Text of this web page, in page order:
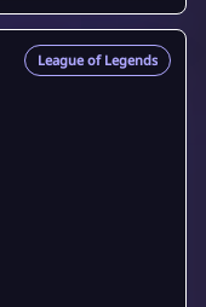
League of Legends